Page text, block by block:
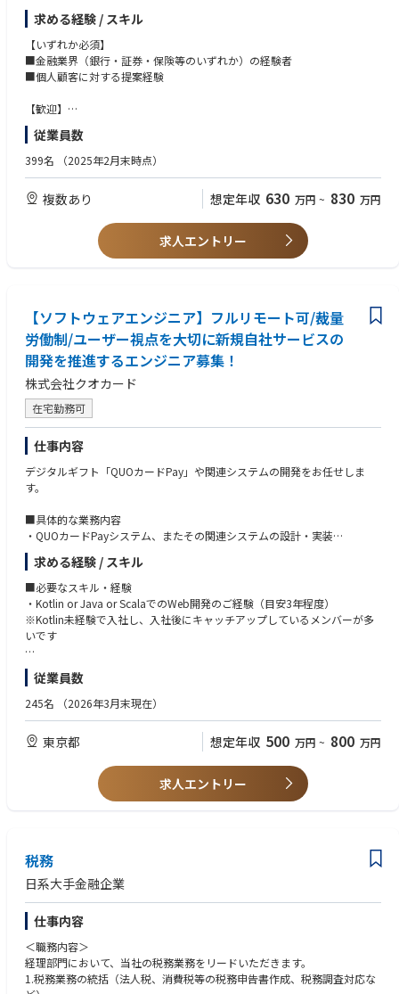
づく積極的な改善提案に取り組んでいただける方
・経営陣、他部門の責任者・担当者との調整や円滑なコミュニケーション
が行える方
・部内メンバーと強調し、チームマネジメントが行える方
・金融業界の動向や当社ビジネスの変化や新しい取組みに対して常に知識
■詳細
■お客様に寄り添った資産運用関するコンサルティング業務
■お客様のライフプランニング業務
■簡易的な商品説明（保険・証券）
■コンサル担当への連携
・安定した基盤で個人向け資産コンサルティング営業が可能
・歩合制ではなく安定性あり
・新規開拓もほとんどなく来店顧客がメイン業務
求める経験 / スキル
【いずれか必須】
■金融業界（銀行・証券・保険等のいずれか）の経験者
■個人顧客に対する提案経験
【歓迎】
■生命保険の営業経験■銀行・証券での資産運用提案経験
■富裕層顧客への対応経験■FP資格（AFP／CFP）または証券外務員資格
未経験の分野があっても、金融知識を学びながら成長できる環境です。
従業員数
399名 （2025年2月末時点）
複数あり 想定年収 630 万円 ~ 830 万円
求人エントリー
【ソフトウェアエンジニア】フルリモート可/裁量
労働制/ユーザー視点を大切に新規自社サービスの
開発を推進するエンジニア募集！
株式会社クオカード
在宅勤務可
仕事内容
デジタルギフト「QUOカードPay」や関連システムの開発をお任せしま
す。
■具体的な業務内容
・QUOカードPayシステム、またその関連システムの設計・実装
・新規開発
サーバーサイド/フロントエンドと領域を区切らずに、スキルや希望に応
じて全員が幅広い知見を習得しながら広い領域で対応していける組織を目
指しています。
■開発体制
毎にチームを作り開発を進めています。
また、現状の課題解決に最も適した形として、2週間のスクラムを実施し
ています。
申請などの事務手続きはラボ専属の事務担当が担うことで、エンジニアは
開発・運用など本質的な作業に集中できるようにしています。
・言語/フレームワーク：サーバーサイドKotlin /Spring Boot /jOOQ /Rea
・コード管理/GitHub
・監視ツール：Datadog /Sentry
・ドキュメント管理：Google Workspace /Miro /Office365
・プロジェクト管理：Backlog /Jira
・コミュニケーションツール：Slack
G（効率的に情報検索を行うための内製ツール。ラボがナレッジ共有に利
用しているBacklogのWikiと連携）
・支給PC：Macbook Pro M3 Pro 11コアCPU/14コアGPU/16コアNeural
求める経験 / スキル
■必要なスキル・経験
・Kotlin or Java or ScalaでのWeb開発のご経験（目安3年程度）
※Kotlin未経験で入社し、入社後にキャッチアップしているメンバーが多
いです
■歓迎するスキル・経験
・セキュリティの知見
・パフォーマンス改善経験
・Spring BootなどOSSのWebフレームワークの利用経験
・チームプレイヤー
・新しい技術や進め方を取り入れる事に抵抗が無い方
従業員数
245名 （2026年3月末現在）
東京都 想定年収 500 万円 ~ 800 万円
求人エントリー
税務
日系大手金融企業
仕事内容
＜職務内容＞
経理部門において、当社の税務業務をリードいただきます。
1.税務業務の統括（法人税、消費税等の税務申告書作成、税務調査対応な